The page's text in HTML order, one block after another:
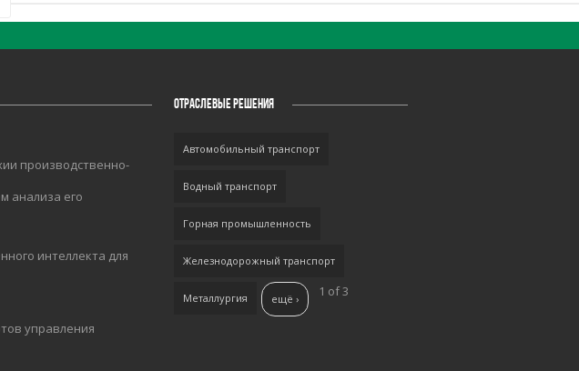
производственно-
анализа его
интеллекта для
управления
ОТРАСЛЕВЫЕ РЕШЕНИЯ
Автомобильный транспорт
Водный транспорт
Горная промышленность
Железнодорожный транспорт
Металлургия 1 of 3
ещё ›